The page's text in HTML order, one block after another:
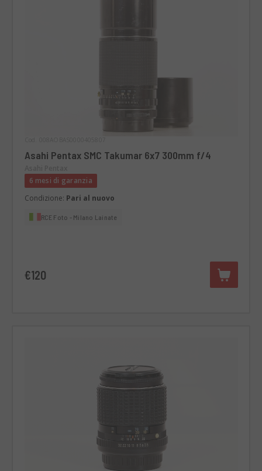
Asahi Pentax SMC Takumar 6x7 300mm f/4
6 mesi di garanzia
Condizione: Pari al nuovo
RCE Foto - Milano Lainate
€120